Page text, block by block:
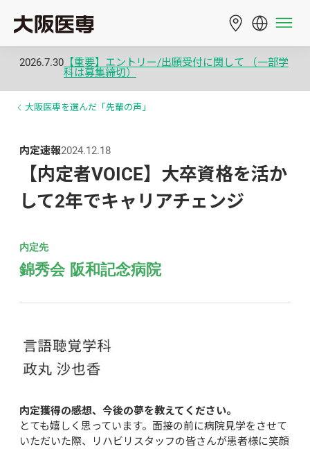
2026.7.30 【重要】エントリー/出願受付に関して （一部学
科は募集締切）
大阪医専を選んだ「先輩の声」
内定速報2024.12.18
【内定者VOICE】大卒資格を活か
して2年でキャリアチェンジ
内定先
錦秀会 阪和記念病院
内定獲得の感想、今後の夢を教えてください。
とても嬉しく思っています。面接の前に病院見学をさせて
いただいた際、リハビリスタッフの皆さんが患者様に笑顔